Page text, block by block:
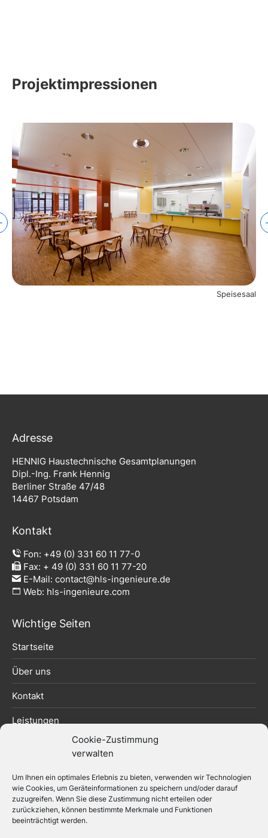
Cookie-Zustimmung
verwalten
Um Ihnen ein optimales Erlebnis zu bieten, verwenden wir Technologien
wie Cookies, um Geräteinformationen zu speichern und/oder darauf
zuzugreifen. Wenn Sie diese Zustimmung nicht erteilen oder
zurückziehen, können bestimmte Merkmale und Funktionen
beeinträchtigt werden.
Projektimpressionen
Speisesaal
Adresse
HENNIG Haustechnische Gesamtplanungen
Dipl.-Ing. Frank Hennig
Berliner Straße 47/48
14467 Potsdam
Kontakt
Fon: +49 (0) 331 60 11 77-0
Fax: + 49 (0) 331 60 11 77-20
E-Mail: contact@hls-ingenieure.de
Web: hls-ingenieure.com
Wichtige Seiten
Startseite
Über uns
Kontakt
Leistungen
Datenschutzerklärung